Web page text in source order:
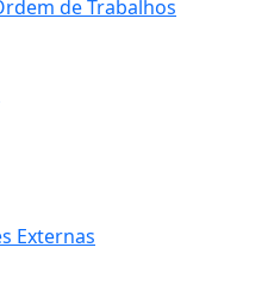
de Trabalhos
Externas